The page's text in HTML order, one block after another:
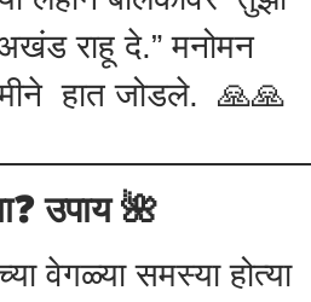
राहू दे.” मनोमन
हात जोडले. 🙏🙏
उपाय 🌺
वेगळ्या समस्या होत्या